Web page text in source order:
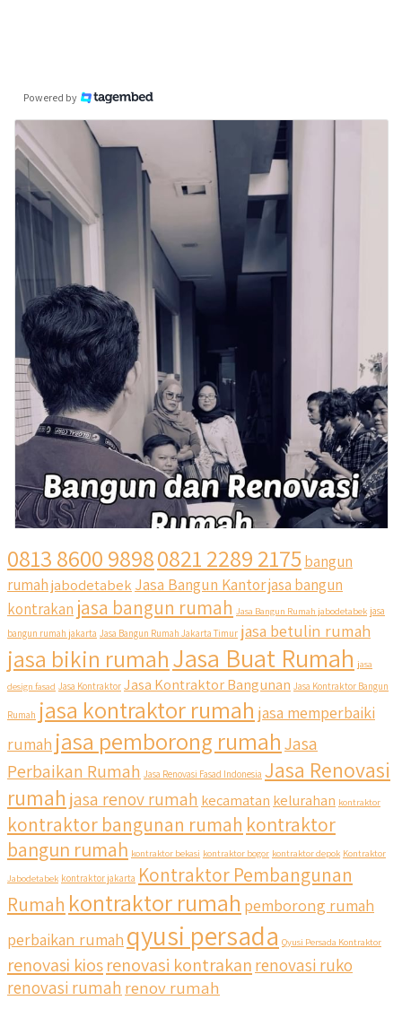
Powered by
qyusipersada
@qyusipersada 3 years ago
Siapa yang udah masuk List untuk Bangun dan Renovasi
rumah Di @qyusipersada dengan sistem Cicilan ?? 🤗
Untuk informasi lebih lanjut terkait program cicilan ini temen
temen bisa langsung klik link di bio yaa
#jasabangunrumahjakarta #jasarenovasirumahjakarta
#kontraktorjakarta #kontraktorbangunan
#kontraktorbangunanrumah #kontraktorbangunanjakarta
0813 8600 98980821 2289 2175 bangun
rumahjabodetabek Jasa Bangun Kantorjasa bangun
kontrakan jasa bangun rumah Jasa Bangun Rumah jabodetabek jasa
bangun rumah jakarta Jasa Bangun Rumah Jakarta Timur jasa betulin rumah
jasa bikin rumahJasa Buat Rumah jasa
design fasad Jasa Kontraktor Jasa Kontraktor Bangunan Jasa Kontraktor Bangun
Rumah jasa kontraktor rumah jasa memperbaiki
rumah jasa pemborong rumahJasa
Perbaikan Rumah Jasa Renovasi Fasad Indonesia Jasa Renovasi
rumah jasa renov rumah kecamatan kelurahan kontraktor
kontraktor bangunan rumah kontraktor
bangun rumah kontraktor bekasi kontraktor bogor kontraktor depok Kontraktor
Jabodetabek kontraktor jakarta Kontraktor Pembangunan
Rumah kontraktor rumah pemborong rumah
perbaikan rumah qyusi persada Qyusi Persada Kontraktor
renovasi kiosrenovasi kontrakanrenovasi ruko
renovasi rumah renov rumah